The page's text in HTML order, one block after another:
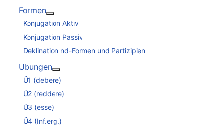
Formen
Konjugation Aktiv
Konjugation Passiv
Deklination nd-Formen und Partizipien
Übungen
Ü1 (debere)
Ü2 (reddere)
Ü3 (esse)
Ü4 (Inf.erg.)